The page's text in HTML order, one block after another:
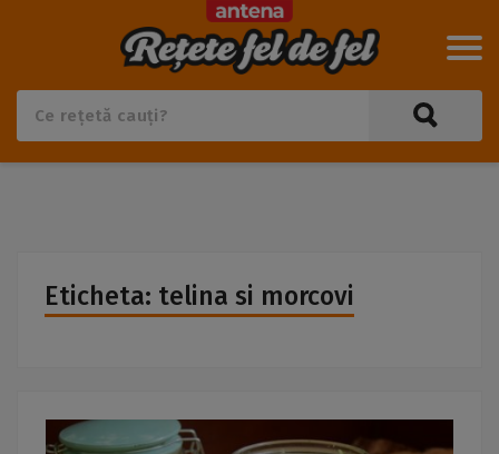
Eticheta: telina si morcovi